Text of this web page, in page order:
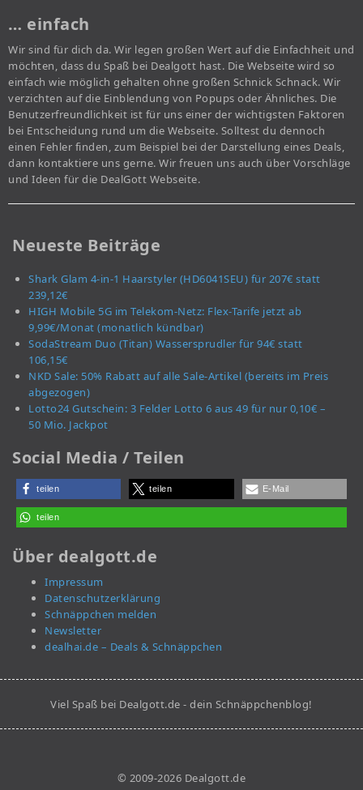
… einfach
Wir sind für dich da. Wir legen großen Wert auf die Einfachheit und
möchten, dass du Spaß bei Dealgott hast. Die Webseite wird so
einfach wie möglich gehalten ohne großen Schnick Schnack. Wir
verzichten auf die Einblendung von Popups oder Ähnliches. Die
Benutzerfreundlichkeit ist für uns einer der wichtigsten Faktoren
bei Entscheidung rund um die Webseite. Solltest du dennoch
einen Fehler finden, zum Beispiel bei der Darstellung eines Deals,
dann kontaktiere uns gerne. Wir freuen uns auch über Vorschläge
und Ideen für die DealGott Webseite.
Neueste Beiträge
Shark Glam 4-in-1 Haarstyler (HD6041SEU) für 207€ statt
239,12€
HIGH Mobile 5G im Telekom-Netz: Flex-Tarife jetzt ab
9,99€/Monat (monatlich kündbar)
SodaStream Duo (Titan) Wassersprudler für 94€ statt
106,15€
NKD Sale: 50% Rabatt auf alle Sale-Artikel (bereits im Preis
abgezogen)
Lotto24 Gutschein: 3 Felder Lotto 6 aus 49 für nur 0,10€ –
50 Mio. Jackpot
Social Media / Teilen
teilen teilen E-Mail
teilen
Über dealgott.de
Impressum
Datenschutzerklärung
Schnäppchen melden
Newsletter
dealhai.de – Deals & Schnäppchen
Viel Spaß bei Dealgott.de - dein Schnäppchenblog!
© 2009-2026 Dealgott.de